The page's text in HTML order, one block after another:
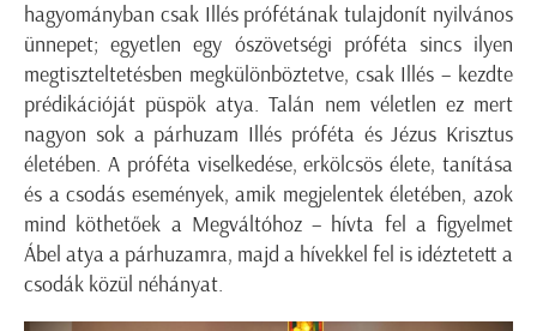
hagyományban csak Illés prófétának tulajdonít nyilvános
ünnepet; egyetlen egy ószövetségi próféta sincs ilyen
megtiszteltetésben megkülönböztetve, csak Illés – kezdte
prédikációját püspök atya. Talán nem véletlen ez mert
nagyon sok a párhuzam Illés próféta és Jézus Krisztus
életében. A próféta viselkedése, erkölcsös élete, tanítása
és a csodás események, amik megjelentek életében, azok
mind köthetőek a Megváltóhoz – hívta fel a figyelmet
Ábel atya a párhuzamra, majd a hívekkel fel is idéztetett a
csodák közül néhányat.